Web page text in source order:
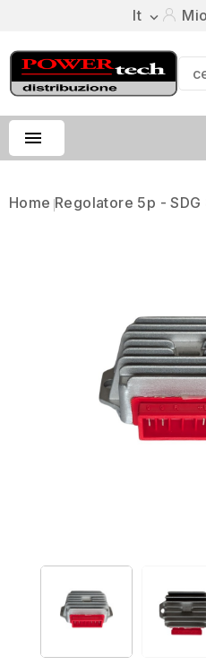
It 

Home Regolatore 5p - SDG